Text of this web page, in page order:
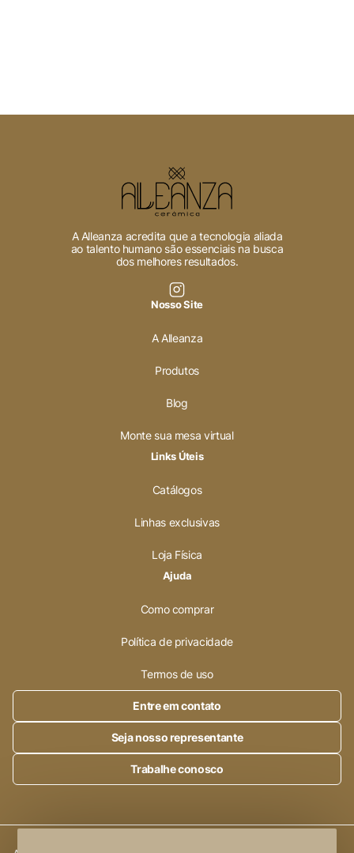
Voltar ao site
A Alleanza acredita que a tecnologia aliada
ao talento humano são essenciais na busca
dos melhores resultados.
Nosso Site
A Alleanza
Produtos
Blog
Monte sua mesa virtual
Links Úteis
Catálogos
Linhas exclusivas
Loja Física
Ajuda
Como comprar
Política de privacidade
Termos de uso
Entre em contato
Seja nosso representante
Trabalhe conosco